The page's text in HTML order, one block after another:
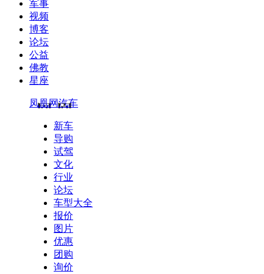
军事
视频
博客
论坛
公益
佛教
星座
凤凰网汽车
新车
导购
试驾
文化
行业
论坛
车型大全
报价
图片
优惠
团购
询价